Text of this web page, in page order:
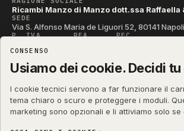
Ricambi Manzo di Manzo dott.ssa Raffaella
SEDE
Via S. Alfonso Maria de Liguori 52, 80141
P. IVA REA PEC
CODICE SDI
T04ZHR3
manzoricambi.it© 2001 – 2026
Stefano Russo
CONSENSO
Usiamo dei cookie. Decidi
I cookie tecnici servono a far funzionare il
tema chiaro o scuro e proteggere i moduli.
marketing sono opzionali e li attiviamo solo se